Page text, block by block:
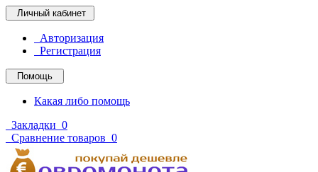
Личный кабинет
Авторизация
Регистрация
Помощь
Какая либо помощь
Закладки 0
Сравнение товаров 0